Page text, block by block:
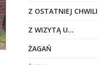
Z OSTATNIEJ CHWILI
Z WIZYTĄ U…
ŻAGAŃ